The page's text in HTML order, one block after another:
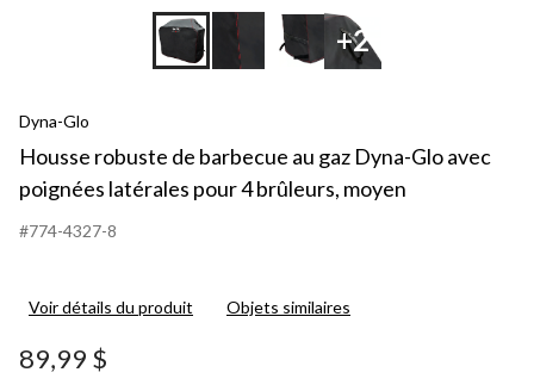
+2
Dyna-Glo
Housse robuste de barbecue au gaz Dyna-Glo avec
poignées latérales pour 4 brûleurs, moyen
#774-4327-8
Voir détails du produit Objets similaires
89,99 $